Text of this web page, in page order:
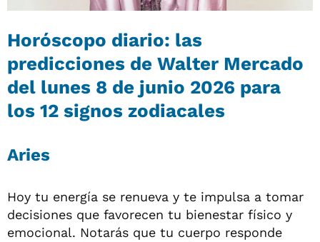
Horóscopo diario: las
predicciones de Walter Mercado
del lunes 8 de junio 2026 para
los 12 signos zodiacales
Aries
Hoy tu energía se renueva y te impulsa a tomar
decisiones que favorecen tu bienestar físico y
emocional. Notarás que tu cuerpo responde